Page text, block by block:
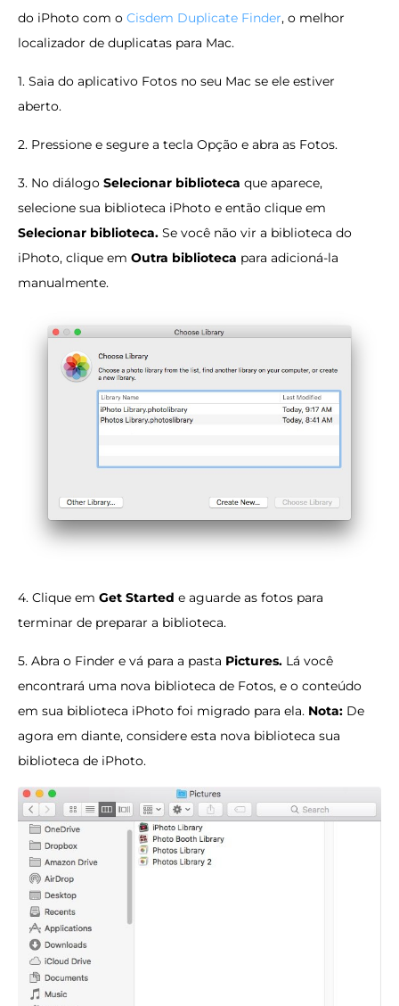
do iPhoto com o Cisdem Duplicate Finder, o melhor
localizador de duplicatas para Mac.
1. Saia do aplicativo Fotos no seu Mac se ele estiver
aberto.
2. Pressione e segure a tecla Opção e abra as Fotos.
3. No diálogo Selecionar biblioteca que aparece,
selecione sua biblioteca iPhoto e então clique em
Selecionar biblioteca. Se você não vir a biblioteca do
iPhoto, clique em Outra biblioteca para adicioná-la
manualmente.
4. Clique em Get Started e aguarde as fotos para
terminar de preparar a biblioteca.
5. Abra o Finder e vá para a pasta Pictures. Lá você
encontrará uma nova biblioteca de Fotos, e o conteúdo
em sua biblioteca iPhoto foi migrado para ela. Nota: De
agora em diante, considere esta nova biblioteca sua
biblioteca de iPhoto.